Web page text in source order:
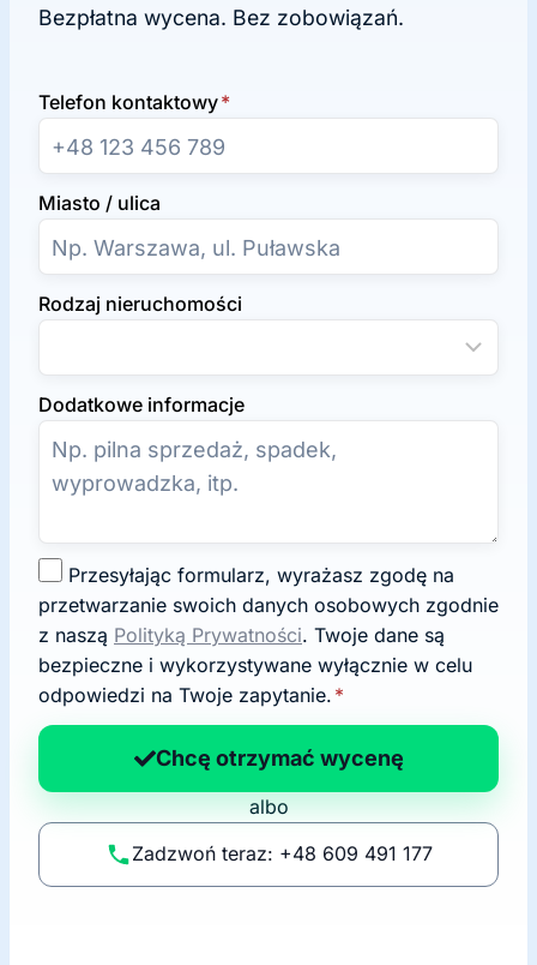
Bezpłatna wycena. Bez zobowiązań.
Telefon kontaktowy*
Miasto / ulica
Rodzaj nieruchomości
Dodatkowe informacje
g
o
d
a
n
p
li
t
przetwarzanie swoich danych osobowych zgodnie
z naszą Polityką Prywatności. Twoje dane są
bezpieczne i wykorzystywane wyłącznie w celu
odpowiedzi na Twoje zapytanie. *
Chcę otrzymać wycenę
albo
Zadzwoń teraz: +48 609 491 177